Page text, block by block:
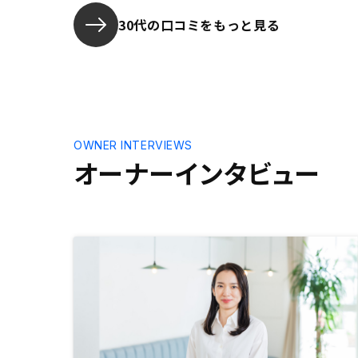
30代の口コミをもっと見る
オーナーインタビュー
OWNER INTERVIEWS